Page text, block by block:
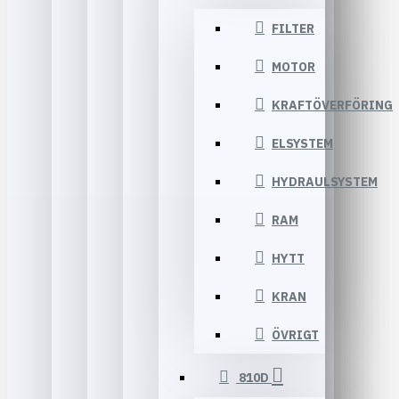
FILTER
MOTOR
KRAFTÖVERFÖRING
ELSYSTEM
HYDRAULSYSTEM
RAM
HYTT
KRAN
ÖVRIGT
810D